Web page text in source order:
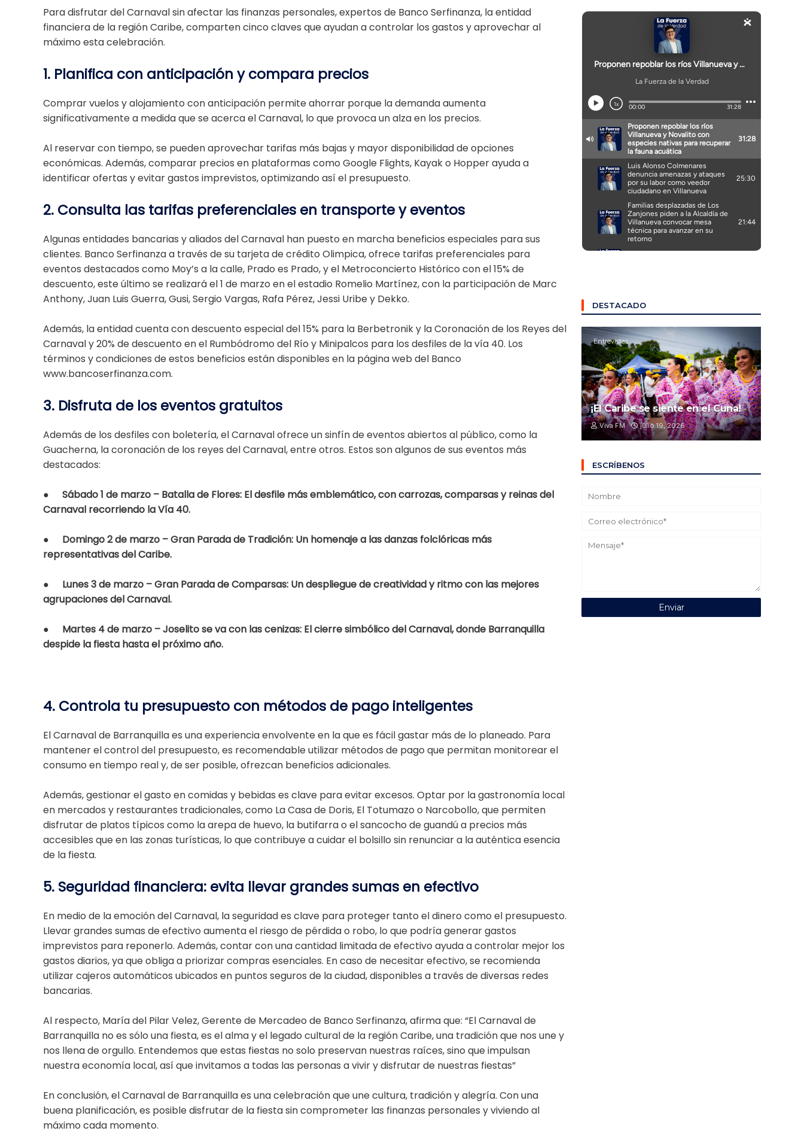
Para disfrutar del Carnaval sin afectar las finanzas personales, expertos de Banco Serfinanza, la entidad
financiera de la región Caribe, comparten cinco claves que ayudan a controlar los gastos y aprovechar al
máximo esta celebración.
1. Planifica con anticipación y compara precios
Comprar vuelos y alojamiento con anticipación permite ahorrar porque la demanda aumenta
significativamente a medida que se acerca el Carnaval, lo que provoca un alza en los precios.
Al reservar con tiempo, se pueden aprovechar tarifas más bajas y mayor disponibilidad de opciones
económicas. Además, comparar precios en plataformas como Google Flights, Kayak o Hopper ayuda a
identificar ofertas y evitar gastos imprevistos, optimizando así el presupuesto.
2. Consulta las tarifas preferenciales en transporte y eventos
Algunas entidades bancarias y aliados del Carnaval han puesto en marcha beneficios especiales para sus
clientes. Banco Serfinanza a través de su tarjeta de crédito Olimpica, ofrece tarifas preferenciales para
eventos destacados como Moy’s a la calle, Prado es Prado, y el Metroconcierto Histórico con el 15% de
descuento, este último se realizará el 1 de marzo en el estadio Romelio Martínez, con la participación de Marc
Anthony, Juan Luis Guerra, Gusi, Sergio Vargas, Rafa Pérez, Jessi Uribe y Dekko.
Además, la entidad cuenta con descuento especial del 15% para la Berbetronik y la Coronación de los Reyes del
Carnaval y 20% de descuento en el Rumbódromo del Río y Minipalcos para los desfiles de la vía 40. Los
términos y condiciones de estos beneficios están disponibles en la página web del Banco
www.bancoserfinanza.com.
3. Disfruta de los eventos gratuitos
Además de los desfiles con boletería, el Carnaval ofrece un sinfín de eventos abiertos al público, como la
Guacherna, la coronación de los reyes del Carnaval, entre otros. Estos son algunos de sus eventos más
destacados:
●
Sábado 1 de marzo – Batalla de Flores: El desfile más emblemático, con carrozas, comparsas y reinas del
Carnaval recorriendo la Vía 40.
●
Domingo 2 de marzo – Gran Parada de Tradición: Un homenaje a las danzas folclóricas más
representativas del Caribe.
●
Lunes 3 de marzo – Gran Parada de Comparsas: Un despliegue de creatividad y ritmo con las mejores
agrupaciones del Carnaval.
●
Martes 4 de marzo – Joselito se va con las cenizas: El cierre simbólico del Carnaval, donde Barranquilla
despide la fiesta hasta el próximo año.
4. Controla tu presupuesto con métodos de pago inteligentes
El Carnaval de Barranquilla es una experiencia envolvente en la que es fácil gastar más de lo planeado. Para
mantener el control del presupuesto, es recomendable utilizar métodos de pago que permitan monitorear el
consumo en tiempo real y, de ser posible, ofrezcan beneficios adicionales.
Además, gestionar el gasto en comidas y bebidas es clave para evitar excesos. Optar por la gastronomía local
en mercados y restaurantes tradicionales, como La Casa de Doris, El Totumazo o Narcobollo, que permiten
disfrutar de platos típicos como la arepa de huevo, la butifarra o el sancocho de guandú a precios más
accesibles que en las zonas turísticas, lo que contribuye a cuidar el bolsillo sin renunciar a la auténtica esencia
de la fiesta.
5. Seguridad financiera: evita llevar grandes sumas en efectivo
En medio de la emoción del Carnaval, la seguridad es clave para proteger tanto el dinero como el presupuesto.
Llevar grandes sumas de efectivo aumenta el riesgo de pérdida o robo, lo que podría generar gastos
imprevistos para reponerlo. Además, contar con una cantidad limitada de efectivo ayuda a controlar mejor los
gastos diarios, ya que obliga a priorizar compras esenciales. En caso de necesitar efectivo, se recomienda
utilizar cajeros automáticos ubicados en puntos seguros de la ciudad, disponibles a través de diversas redes
bancarias.
Al respecto, María del Pilar Velez, Gerente de Mercadeo de Banco Serfinanza, afirma que: “El Carnaval de
Barranquilla no es sólo una fiesta, es el alma y el legado cultural de la región Caribe, una tradición que nos une y
nos llena de orgullo. Entendemos que estas fiestas no solo preservan nuestras raíces, sino que impulsan
nuestra economía local, así que invitamos a todas las personas a vivir y disfrutar de nuestras fiestas”
En conclusión, el Carnaval de Barranquilla es una celebración que une cultura, tradición y alegría. Con una
buena planificación, es posible disfrutar de la fiesta sin comprometer las finanzas personales y viviendo al
máximo cada momento.
DESTACADO
Entrevistas
¡El Caribe se siente en el Cuna!
Viva FM julio 19, 2026
ESCRÍBENOS